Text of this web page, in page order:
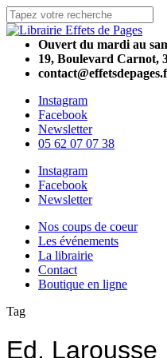
Skip
to
main
content
Close
SearchOuvert du mardi au
19, Boulevard Carnot,
Instagram
Facebook
Newsletter
05 62 07 07 38
Menu
Instagram
Facebook
Newsletter
Menu
Nos coups de coeur
Les événements
La librairie
Contact
Boutique en ligne
Tag
Ed. Larousse